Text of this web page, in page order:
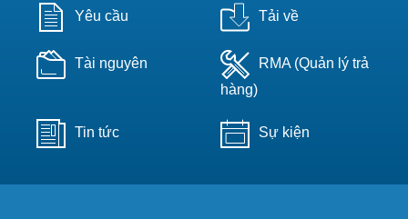
Yêu cầu Tải về
Tài nguyên
RMA (Quản lý trả
hàng)
Tin tức Sự kiện